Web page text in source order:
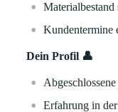
Materialbestand
Kundentermine
Dein Profil 👤
Abgeschlossene
Erfahrung in